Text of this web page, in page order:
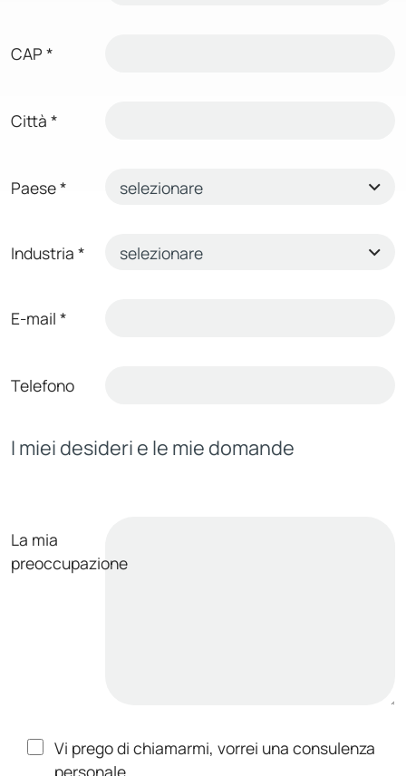
CAP *
Città *
Paese*
Industria *
E-mail *
Telefono
I miei desideri e le mie domande
La mia
preoccupazione
Vi prego di chiamarmi, vorrei una consulenza
personale.